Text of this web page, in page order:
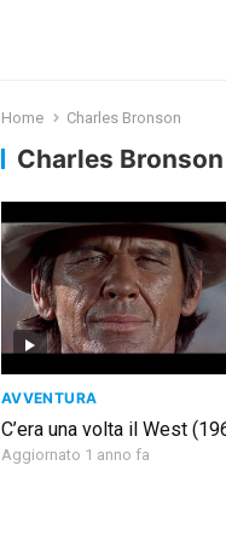
Home Charles Bronson
Charles Bronson
AVVENTURA
C’era una volta il West
Aggiornato 1 anno fa